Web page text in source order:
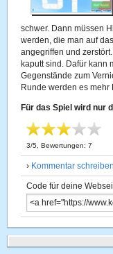
schwer. Dann müssen
werden, die man auf
angegriffen und
kaputt sind. Dafür kann
Gegenstände zum
Runde werden es mehr
Für das Spiel wird nur
3/5 , Bewertungen:7
› Kommentar schreiben
Code für deine